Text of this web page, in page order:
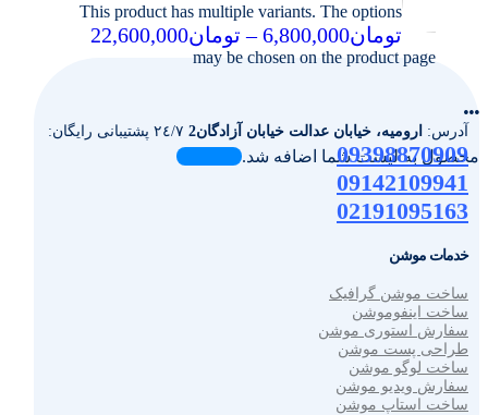
تومان6,800,000
– تومان22,600,000
This product has multiple variants. The options
may be chosen on the product page
...
محصول به لیست شما اضافه شد.
آدرس: ارومیه، خیابان عدالت خیابان آزادگان2 ٢٤/٧ پشتیبانی رایگان:
09398870909
09142109941
02191095163
خدمات موشن
ساخت موشن گرافیک
ساخت اینفوموشن
سفارش استوری موشن
طراحی پست موشن
ساخت لوگو موشن
سفارش ویدیو موشن
ساخت استاپ موشن